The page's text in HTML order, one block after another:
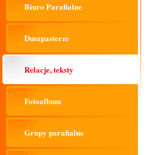
Biuro Parafialne
Duszpasterze
Relacje, teksty
Fotoalbum
Grupy parafialne